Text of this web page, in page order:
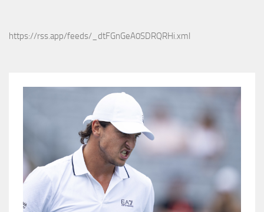
https://rss.app/feeds/_dtFGnGeA0SDRQRHi.xml